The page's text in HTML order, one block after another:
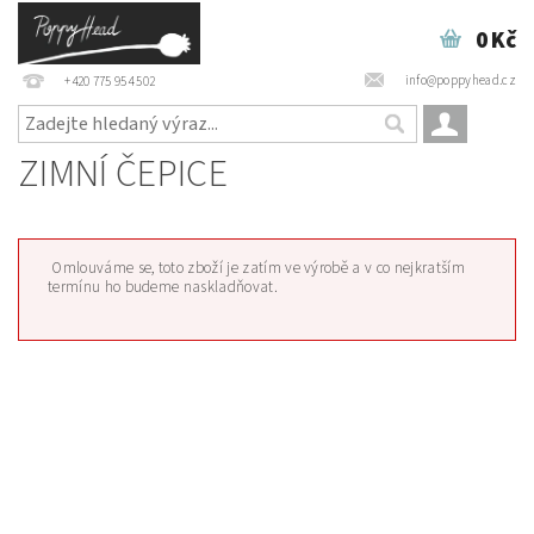
+420 775 954 502 info@poppyhead.cz
0 Kč
ZIMNÍ ČEPICE
Omlouváme se, toto zboží je zatím ve výrobě a v co nejkratším
termínu ho budeme naskladňovat.